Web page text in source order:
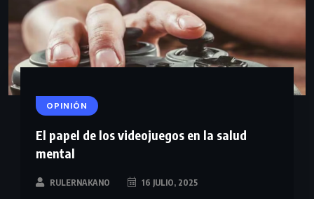
OPINIÓN
El papel de los videojuegos en la salud
mental
RULERNAKANO 16 JULIO, 2025